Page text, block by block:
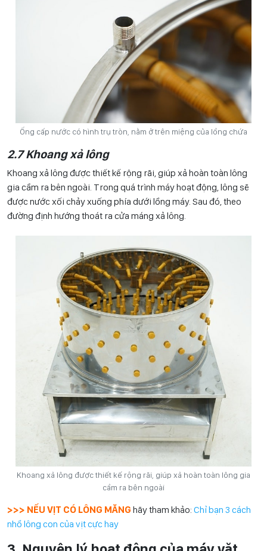
Ống cấp nước có hình trụ tròn, nằm ở trên miệng của lồng chứa
2.7 Khoang xả lông
Khoang xả lông được thiết kế rộng rãi, giúp xả hoàn toàn lông
gia cầm ra bên ngoài. Trong quá trình máy hoạt động, lông sẽ
được nước xối chảy xuống phía dưới lồng máy. Sau đó, theo
đường định hướng thoát ra cửa máng xả lông.
Khoang xả lông được thiết kế rộng rãi, giúp xả hoàn toàn lông gia
cầm ra bên ngoài
>>> NẾU VỊT CÓ LÔNG MĂNG hãy tham khảo: Chỉ bạn 3 cách
nhổ lông con của vịt cực hay